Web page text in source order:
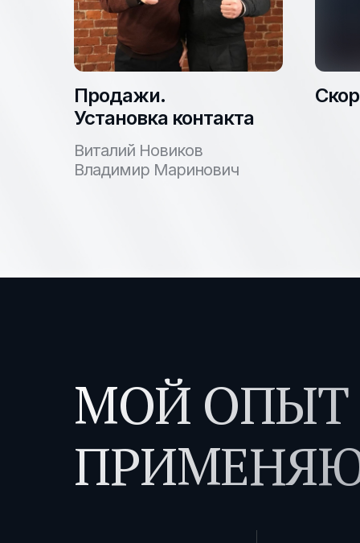
Продажи.
Установка контакта
Виталий Новиков
Владимир Маринович
МОЙ